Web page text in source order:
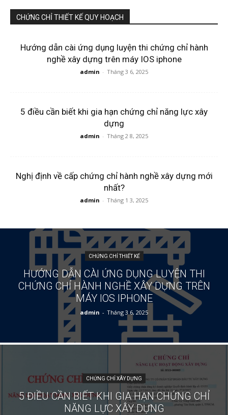
CHỨNG CHỈ THIẾT KẾ QUY HOẠCH
Hướng dẫn cài ứng dụng luyện thi chứng chỉ hành
nghề xây dựng trên máy IOS iphone
admin - Tháng 3 6, 2025
5 điều cần biết khi gia hạn chứng chỉ năng lực xây
dựng
admin - Tháng 2 8, 2025
Nghị định về cấp chứng chỉ hành nghề xây dựng mới
nhất?
admin - Tháng 1 3, 2025
CHỨNG CHỈ THIẾT KẾ
HƯỚNG DẪN CÀI ỨNG DỤNG LUYỆN THI
CHỨNG CHỈ HÀNH NGHỀ XÂY DỰNG TRÊN
MÁY IOS IPHONE
admin - Tháng 3 6, 2025
CHỨNG CHỈ XÂY DỰNG
5 ĐIỀU CẦN BIẾT KHI GIA HẠN CHỨNG CHỈ
NĂNG LỰC XÂY DỰNG